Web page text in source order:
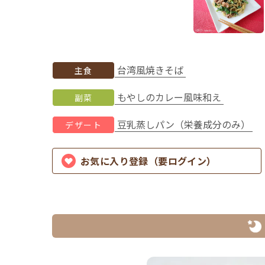
主食 台湾風焼きそば
副菜 もやしのカレー風味和え
デザート 豆乳蒸しパン（栄養成分のみ）
お気に入り登録（要ログイン）